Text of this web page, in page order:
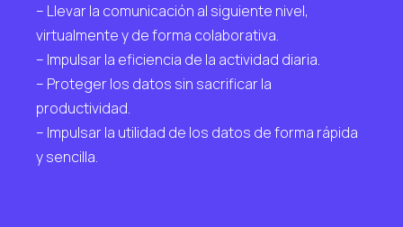
– Llevar la comunicación al siguiente nivel,
virtualmente y de forma colaborativa.
– Impulsar la eficiencia de la actividad diaria.
– Proteger los datos sin sacrificar la
productividad.
– Impulsar la utilidad de los datos de forma rápida
y sencilla.